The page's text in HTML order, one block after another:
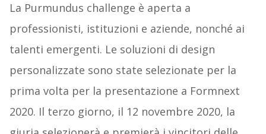
La Purmundus challenge è aperta a
professionisti, istituzioni e aziende, nonché ai
talenti emergenti. Le soluzioni di design
personalizzate sono state selezionate per la
prima volta per la presentazione a Formnext
2020. Il terzo giorno, il 12 novembre 2020, la